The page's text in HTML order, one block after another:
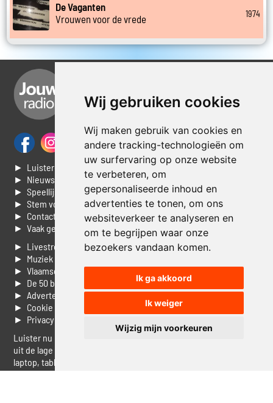
Wij gebruiken cookies
Wij maken gebruik van cookies en
andere tracking-technologieën om
uw surfervaring op onze website
te verbeteren, om
gepersonaliseerde inhoud en
advertenties te tonen, om ons
websiteverkeer te analyseren en
om te begrijpen waar onze
bezoekers vandaan komen.
Ik ga akkoord
Ik weiger
Wijzig mijn voorkeuren
De Vaganten
Vrouwen voor de vrede
1974
► Luisteren naar Jouwradio
► Nieuws
► Speellijst
► Stem voor de Dag top 3
► Contacteer ons
► Vaak gestelde vragen
► Livestream informatie
► Muziek opzoeken
► Vlaamse 100 Aller tijden
► De 50 beste van...
► Adverteren op Jouwradio
► Cookie voorkeuren wijzigen
► Privacyinformatie
Luister nu naar Jouwradio! De beste Nederlandstalige muziek
uit de lage landen hoor je hier al 20 jaar. In digitale kwaliteit op je
laptop, tablet of smartphone.